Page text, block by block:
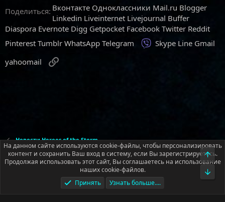
Поделиться: Вконтакте Одноклассники Mail.ru Blogger
Linkedin Liveinternet Livejournal Buffer
Diaspora Evernote Digg Getpocket Facebook Twitter Reddit
Pinterest Tumblr WhatsApp Telegram Viber
Skype Line Gmail
yahoomail
Новости Heroes of the Storm
Русский (RU)
Условия и правила
Политика конфиденциальности
Помощь
На данном сайте используются cookie-файлы, чтобы персонализировать
контент и сохранить Ваш вход в систему, если Вы зарегистрируетесь.
Продолжая использовать этот сайт, Вы соглашаетесь на использование
наших cookie-файлов.
Принять
Узнать больше....
Верх
Низ